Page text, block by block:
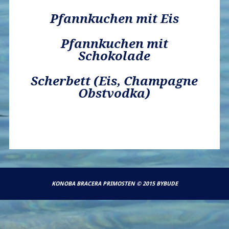
Pfannkuchen mit Eis
Pfannkuchen mit
Schokolade
Scherbett (Eis, Champagne
Obstvodka)
KONOBA BRACERA PRIMOSTEN © 2015 BYBUDE